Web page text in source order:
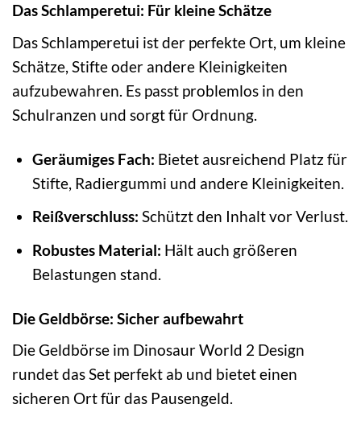
Das Schlamperetui: Für kleine Schätze
Das Schlamperetui ist der perfekte Ort, um kleine
Schätze, Stifte oder andere Kleinigkeiten
aufzubewahren. Es passt problemlos in den
Schulranzen und sorgt für Ordnung.
Geräumiges Fach: Bietet ausreichend Platz für
Stifte, Radiergummi und andere Kleinigkeiten.
Reißverschluss: Schützt den Inhalt vor Verlust.
Robustes Material: Hält auch größeren
Belastungen stand.
Die Geldbörse: Sicher aufbewahrt
Die Geldbörse im Dinosaur World 2 Design
rundet das Set perfekt ab und bietet einen
sicheren Ort für das Pausengeld.